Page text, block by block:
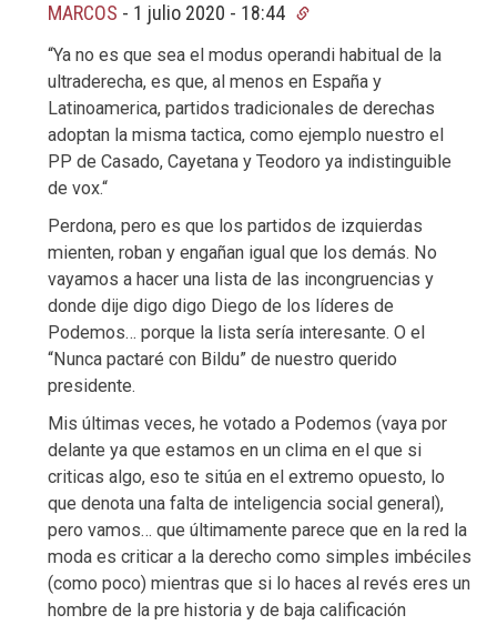
MARCOS - 1 julio 2020 - 18:44
“Ya no es que sea el modus operandi habitual de la
ultraderecha, es que, al menos en España y
Latinoamerica, partidos tradicionales de derechas
adoptan la misma tactica, como ejemplo nuestro el
PP de Casado, Cayetana y Teodoro ya indistinguible
de vox.“
Perdona, pero es que los partidos de izquierdas
mienten, roban y engañan igual que los demás. No
vayamos a hacer una lista de las incongruencias y
donde dije digo digo Diego de los líderes de
Podemos… porque la lista sería interesante. O el
“Nunca pactaré con Bildu” de nuestro querido
presidente.
Mis últimas veces, he votado a Podemos (vaya por
delante ya que estamos en un clima en el que si
criticas algo, eso te sitúa en el extremo opuesto, lo
que denota una falta de inteligencia social general),
pero vamos… que últimamente parece que en la red la
moda es criticar a la derecho como simples imbéciles
(como poco) mientras que si lo haces al revés eres un
hombre de la pre historia y de baja calificación